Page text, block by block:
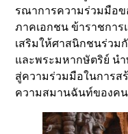
รณาการความร่วมมือข
ภาคเอกชน ข้าราชกา
เสริมให้ศาสนิกชนร่วม
และพระมหากษัตริย์ น
สู่ความร่วมมือในการส
ความสมานฉันท์ของคน